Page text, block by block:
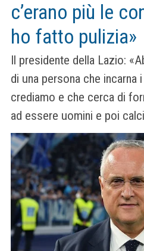
c’erano più le
ho fatto pulizia»
Il presidente della Lazio:
di una persona che incarna
crediamo e che cerca di
ad essere uomini e poi